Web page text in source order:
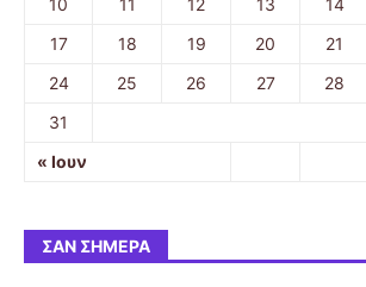
« Ιουν
17
18 19 20 21
24
25 26 27 28
31
ΣΑΝ ΣΉΜΕΡΑ